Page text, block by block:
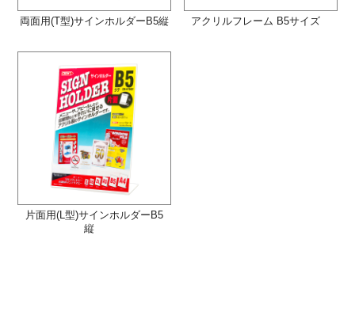
両面用(T型)サインホルダーB5縦 アクリルフレーム B5サイズ
片面用(L型)サインホルダーB5
縦